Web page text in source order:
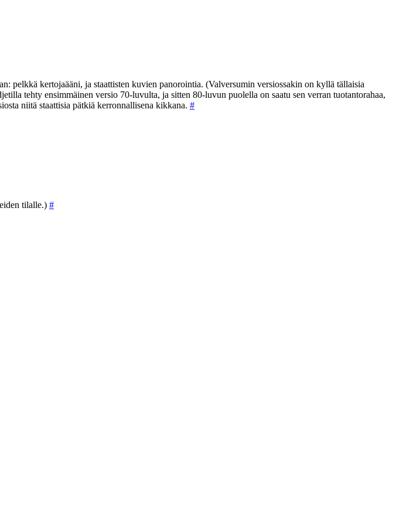
pelkkä kertojaääni, ja staattisten kuvien panorointia. (Valversumin versiossakin on kyllä tällaisia
tehty ensimmäinen versio 70-luvulta, ja sitten 80-luvun puolella on saatu sen verran tuotantorahaa,
niitä staattisia pätkiä kerronnallisena kikkana. #
tilalle.) #